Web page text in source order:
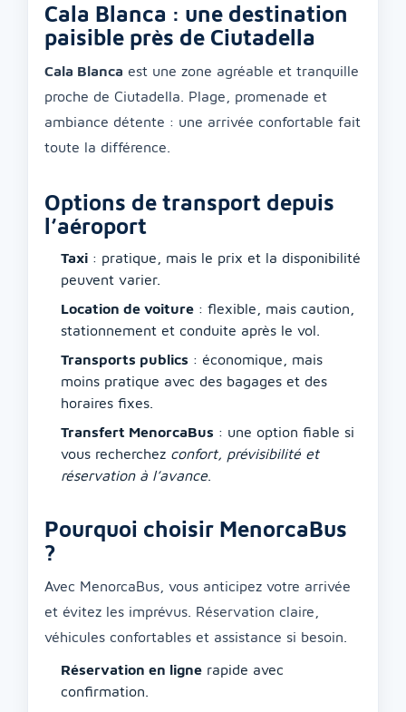
Cala Blanca : une destination
paisible près de Ciutadella
Cala Blanca est une zone agréable et tranquille
proche de Ciutadella. Plage, promenade et
ambiance détente : une arrivée confortable fait
toute la différence.
Options de transport depuis
l’aéroport
Taxi : pratique, mais le prix et la disponibilité
peuvent varier.
Location de voiture : flexible, mais caution,
stationnement et conduite après le vol.
Transports publics : économique, mais
moins pratique avec des bagages et des
horaires fixes.
Transfert MenorcaBus : une option fiable si
vous recherchez confort, prévisibilité et
réservation à l’avance
Pourquoi choisir MenorcaBus
?
Avec MenorcaBus, vous anticipez votre arrivée
et évitez les imprévus. Réservation claire,
véhicules confortables et assistance si besoin.
Réservation en ligne rapide avec
confirmation.